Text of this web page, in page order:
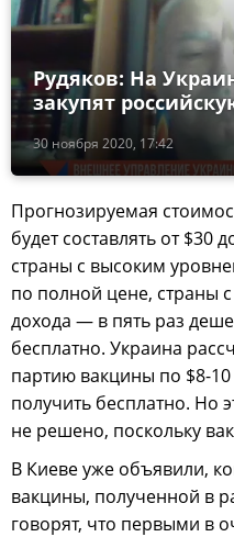
30 ноября 2020, 17:42
Рудяков: На
закупят
Прогнозируемая
будет составлять от $30
страны с высоким
по полной цене, страны
дохода — в пять раз
бесплатно. Украина
партию вакцины по $8-10
получить бесплатно. Но
не решено, поскольку
В Киеве уже объявили,
вакцины, полученной в
говорят, что первыми в